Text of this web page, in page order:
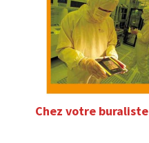
Chez votre buraliste